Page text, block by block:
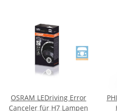
OSRAM LEDriving Error
Canceler für H7 Lampen